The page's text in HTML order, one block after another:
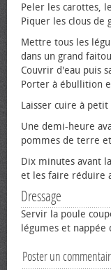
Peler les carottes,
Piquer les clous de
Mettre tous les
dans un grand
Couvrir d'eau puis
Porter à ébullition
Laisser cuire à
Une demi-heure
pommes de terre
Dix minutes avant
et les faire réduire
Dressage
Servir la poule
légumes et nappée
Poster un